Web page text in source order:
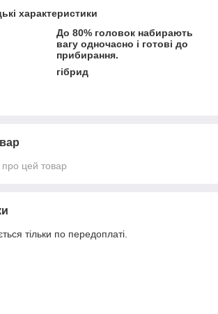
характеристики
До 80% головок набирають
вагу одночасно і готові до
прибирання.
гібрид
про цей товар
тільки по передоплаті.